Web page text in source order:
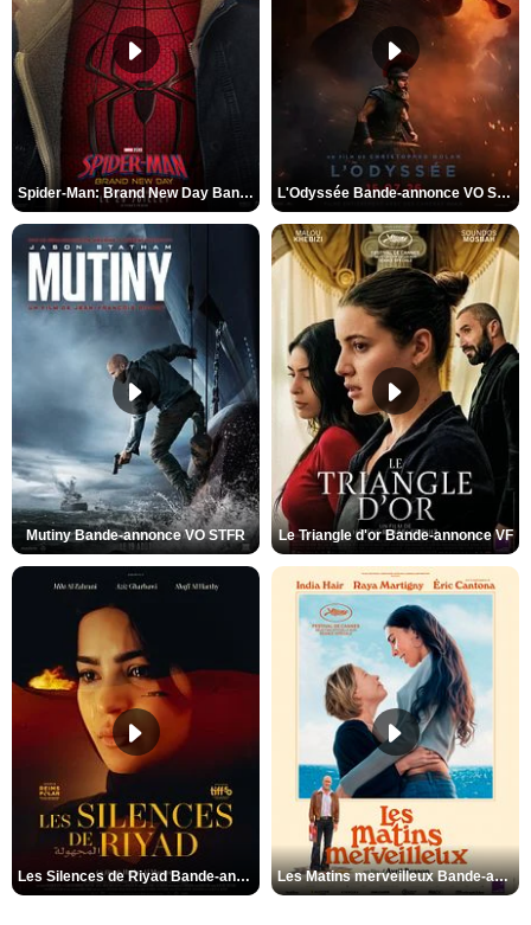
Spider-Man: Brand New Day Bande-annonce VO STFR L'Odyssée Bande-annonce VO STFR
Mutiny Bande-annonce VO STFR Le Triangle d'or Bande-annonce VF
Les Silences de Riyad Bande-annonce VO STFR Les Matins merveilleux Bande-annonce VF